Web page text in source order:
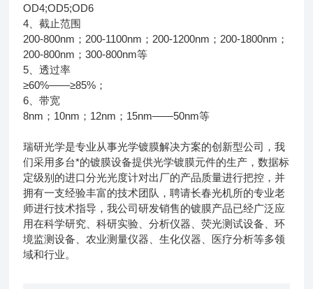
OD4;OD5;OD6
4、截止范围
200-800nm；200-1100nm；200-1200nm；200-1800nm；
200-800nm；300-800nm等
5、透过率
≥60%——≥85%；
6、带宽
8nm；10nm；12nm；15nm——50nm等
瑞研光学是专业从事光学镀膜解决方案的创新型公司，我
们采用多台*的镀膜设备提供光学镀膜元件的生产，数据标
定级别的进口分光光度计对出厂的产品质量进行把控，并
拥有一支经验丰富的技术团队，聘请长春光机所的专业老
师进行技术指导，我公司研发销售的镀膜产品已经广泛应
用在科学研究、科研实验、分析仪器、荧光测试设备、环
境监测设备、农业测量仪器、生化仪器、医疗分析等多领
域和行业。